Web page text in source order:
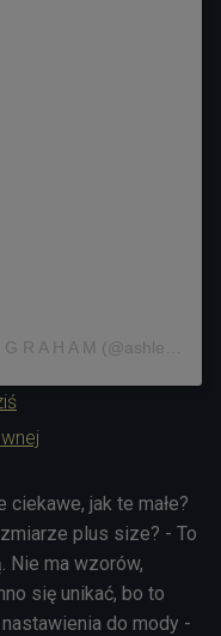
jak te małe?
plus size? - To
Nie ma wzorów,
się unikać, bo to
do mody -